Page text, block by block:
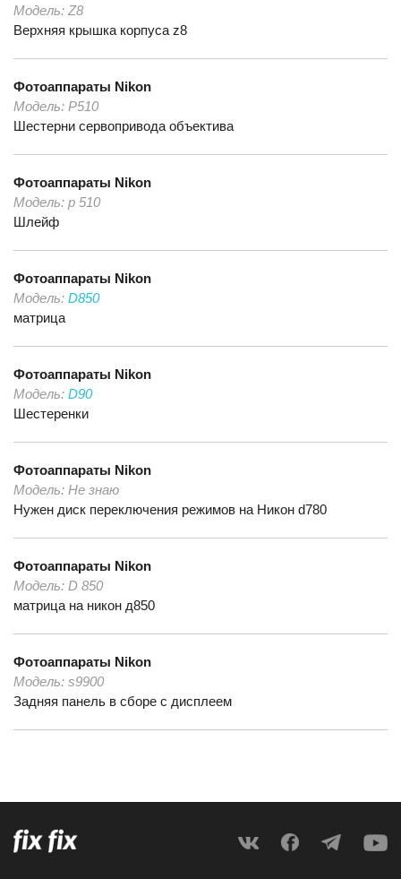
Модель: Z8
Верхняя крышка корпуса z8
Фотоаппараты Nikon
Модель: Р510
Шестерни сервопривода объектива
Фотоаппараты Nikon
Модель: p 510
Шлейф
Фотоаппараты Nikon
Модель: D850
матрица
Фотоаппараты Nikon
Модель: D90
Шестеренки
Фотоаппараты Nikon
Модель: Не знаю
Нужен диск переключения режимов на Никон d780
Фотоаппараты Nikon
Модель: D 850
матрица на никон д850
Фотоаппараты Nikon
Модель: s9900
Задняя панель в сборе с дисплеем